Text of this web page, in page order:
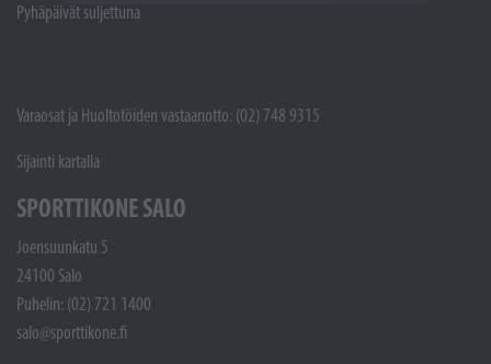
Pyhäpäivät suljettuna
Varaosat ja Huoltotöiden vastaanotto: (02) 748 9315
Sijainti kartalla
SPORTTIKONE SALO
Joensuunkatu 5
24100 Salo
Puhelin: (02) 721 1400
salo@sporttikone.fi